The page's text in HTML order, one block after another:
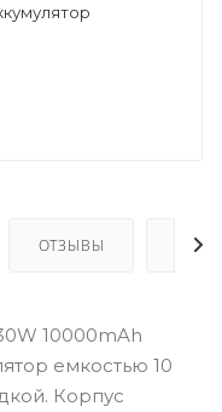
ОТЗЫВЫ КАК
10000mAh
емкостью 10
Корпус